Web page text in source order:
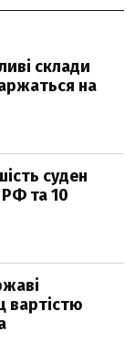
склади
на
суден
та 10
вартістю